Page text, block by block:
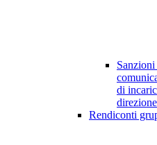
di
Rendiconti